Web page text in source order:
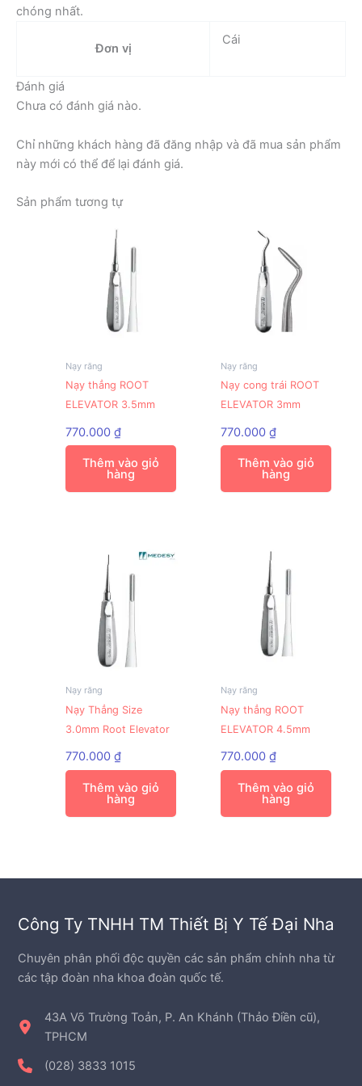
chóng nhất.
Đơn vị
Cái
Đánh giá
Chưa có đánh giá nào.
Chỉ những khách hàng đã đăng nhập và đã mua sản phẩm
này mới có thể để lại đánh giá.
Sản phẩm tương tự
Nạy răng
Nạy thẳng ROOT
ELEVATOR 3.5mm
770.000₫
Thêm vào giỏ
hàng
Nạy răng
Nạy cong trái ROOT
ELEVATOR 3mm
770.000₫
Thêm vào giỏ
hàng
Nạy răng
Nạy Thẳng Size
3.0mm Root Elevator
770.000₫
Thêm vào giỏ
hàng
Nạy răng
Nạy thẳng ROOT
ELEVATOR 4.5mm
770.000₫
Thêm vào giỏ
hàng
Công Ty TNHH TM Thiết Bị Y Tế Đại Nha
Chuyên phân phối độc quyền các sản phẩm chỉnh nha từ
các tập đoàn nha khoa đoàn quốc tế.
43A Võ Trường Toản, P. An Khánh (Thảo Điền cũ),
TPHCM
(028) 3833 1015